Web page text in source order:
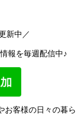
新中／
報を毎週配信中♪
お客様の日々の暮ら